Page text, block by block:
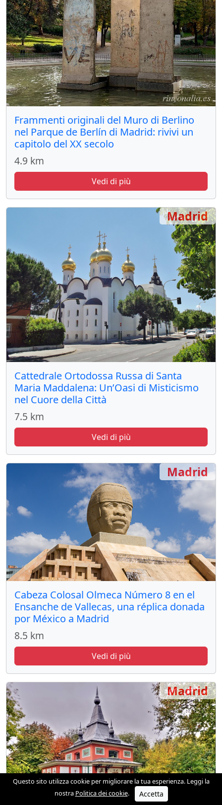
Frammenti originali del Muro di Berlino
nel Parque de Berlín di Madrid: rivivi un
capitolo del XX secolo
4.9 km
Vedi di più
Cattedrale Ortodossa Russa di Santa
Maria Maddalena: Un’Oasi di Misticismo
nel Cuore della Città
7.5 km
Vedi di più
Madrid
Cabeza Colosal Olmeca Número 8 en el
Ensanche de Vallecas, una réplica donada
por México a Madrid
8.5 km
Vedi di più
Madrid
Madrid
Questo sito utilizza cookie per migliorare la tua esperienza. Leggi la
nostra Politica dei cookie. Accetta